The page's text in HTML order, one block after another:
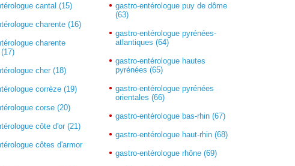
cantal (15)
charente (16)
charente
cher (18)
corrèze (19)
corse (20)
côte d'or (21)
côtes d'armor
gastro-entérologue puy de dôme
(63)
gastro-entérologue pyrénées-
atlantiques (64)
gastro-entérologue hautes
pyrénées (65)
gastro-entérologue pyrénées
orientales (66)
gastro-entérologue bas-rhin (67)
gastro-entérologue haut-rhin (68)
gastro-entérologue rhône (69)